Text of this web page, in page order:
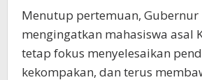
Menutup pertemuan,
mengingatkan mahasiswa asal
tetap fokus menyelesaikan
kekompakan, dan terus